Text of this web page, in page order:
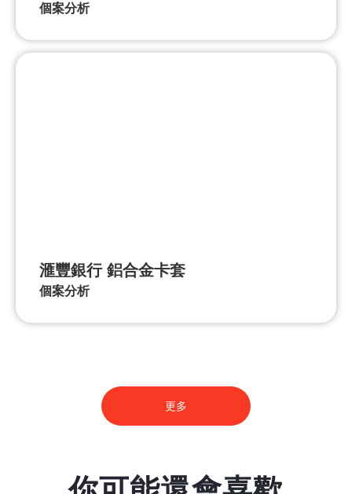
個案分析
滙豐銀行 鋁合金卡套
個案分析
更多